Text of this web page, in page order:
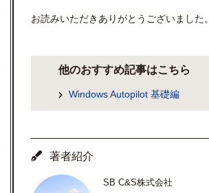
お読みいただきありがとうございました。
他のおすすめ記事はこちら
Windows Autopilot 基礎編
著者紹介
SB C&S株式会社